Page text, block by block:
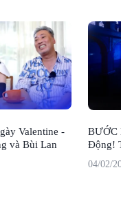
Valentine -
và Bùi Lan
BƯỚC
Động!
04/02/